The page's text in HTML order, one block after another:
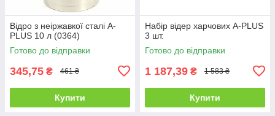
Відро з неіржавкої сталі A-
PLUS 10 л (0364)
Готово до відправки
345,75 ₴ 461 ₴
Купити
Набір відер харчових A-PLUS
3 шт.
Готово до відправки
1 187,39 ₴ 1 583 ₴
Купити